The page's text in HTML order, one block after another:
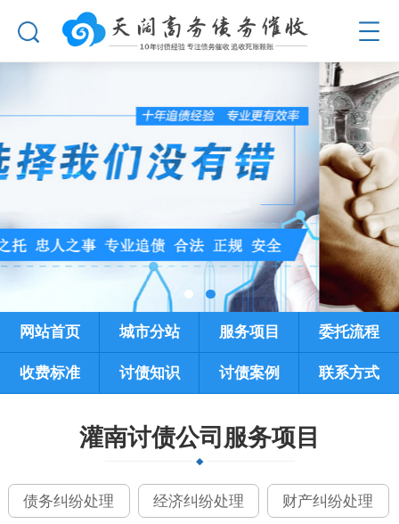
网站首页 城市分站 服务项目 委托流程
收费标准 讨债知识 讨债案例 联系方式
灌南讨债公司服务项目
债务纠纷处理 经济纠纷处理 财产纠纷处理